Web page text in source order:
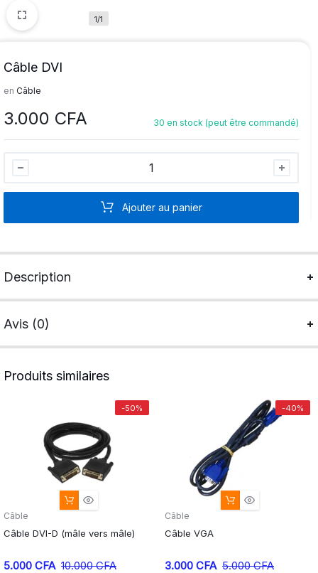
1/1
Câble DVI
en Câble
3.000 CFA 30 en stock (peut être commandé)
Ajouter au panier
Description
Avis (0)
Produits similaires
-50%
Câble
Câble DVI-D (mâle vers mâle)
5.000 CFA 10.000CFA
-40%
Câble
Câble VGA
3.000 CFA 5.000CFA